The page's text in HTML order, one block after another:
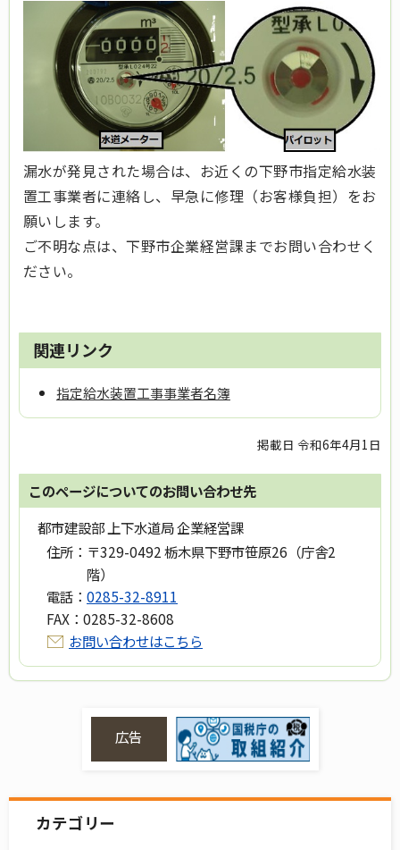
漏水が発見された場合は、お近くの下野市指定給水装
置工事業者に連絡し、早急に修理（お客様負担）をお
願いします。
ご不明な点は、下野市企業経営課までお問い合わせく
ださい。
関連リンク
指定給水装置工事事業者名簿
掲載日 令和6年4月1日
このページについてのお問い合わせ先
都市建設部 上下水道局 企業経営課
住所： 〒329-0492 栃木県下野市笹原26（庁舎2
階）
電話： 0285-32-8911
FAX： 0285-32-8608
お問い合わせはこちら
広告
カテゴリー